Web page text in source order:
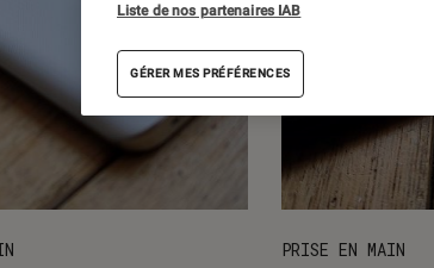
PRISE EN MAIN
Liste de nos partenaires IAB
GÉRER MES PRÉFÉRENCES